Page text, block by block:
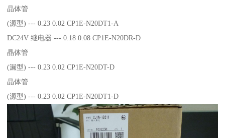
晶体管
(源型) --- 0.23 0.02 CP1E-N20DT1-A
DC24V 继电器 --- 0.18 0.08 CP1E-N20DR-D
晶体管
(漏型) --- 0.23 0.02 CP1E-N20DT-D
晶体管
(源型) --- 0.23 0.02 CP1E-N20DT1-D